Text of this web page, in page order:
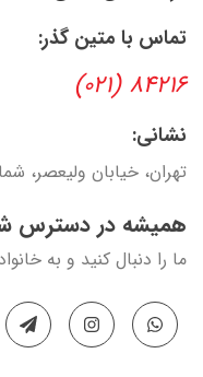
تماس با متین گذر:
۸۴۲۱۶ (۰۲۱)
نشانی:
تهران، خیابان ولیعصر، شماره ۲۳۷۱،
همیشه در دسترس
ما را دنبال کنید و به